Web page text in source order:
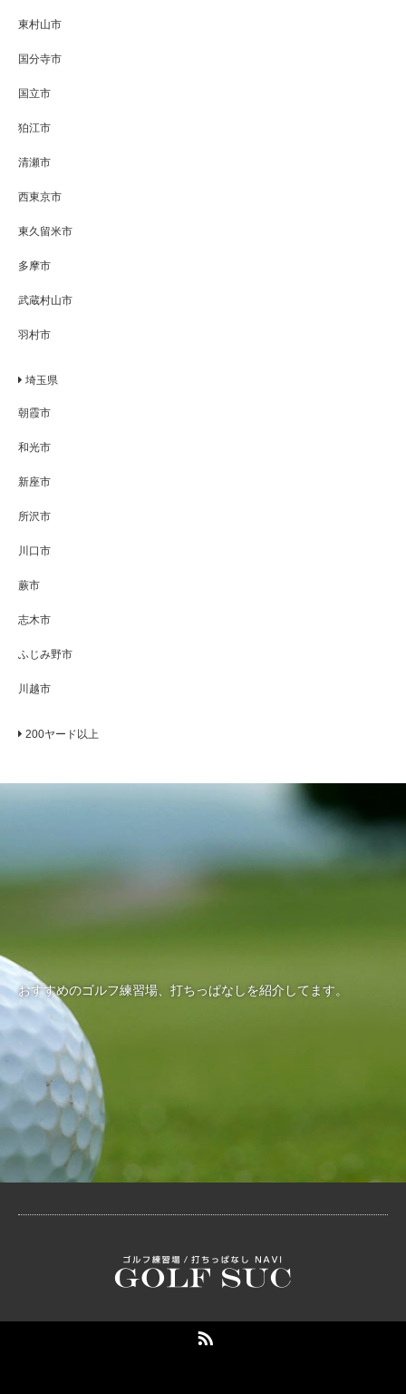
東村山市
国分寺市
国立市
狛江市
清瀬市
西東京市
東久留米市
多摩市
武蔵村山市
羽村市
埼玉県
朝霞市
和光市
新座市
所沢市
川口市
蕨市
志木市
ふじみ野市
川越市
200ヤード以上
おすすめのゴルフ練習場、打ちっぱなしを紹介してます。